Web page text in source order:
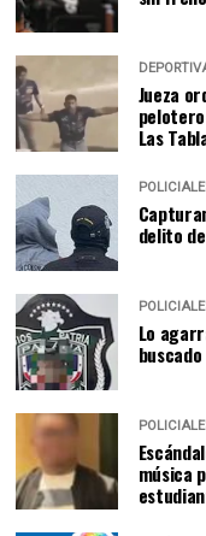
Jueza
Las
delito
Lo
música